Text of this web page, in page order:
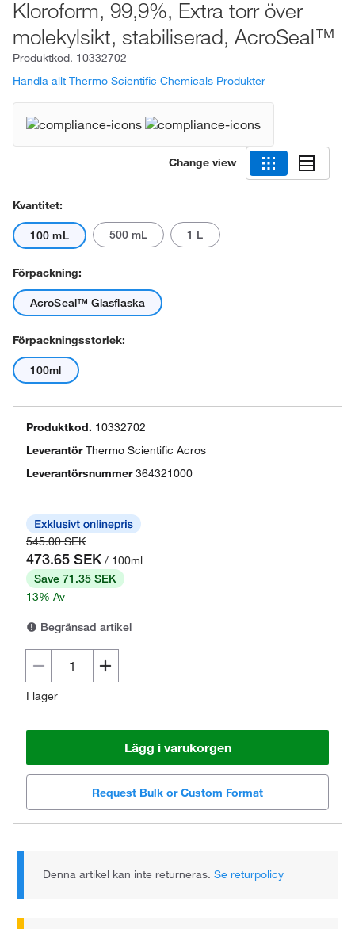
Kloroform, 99,9%, Extra torr över
molekylsikt, stabiliserad, AcroSeal™
Produktkod. 10332702
Handla allt Thermo Scientific Chemicals Produkter
Change view
Kvantitet:
100 mL 500 mL 1 L
Förpackning:
AcroSeal™ Glasflaska
Förpackningsstorlek:
100ml
Produktkod. 10332702
LeverantörThermo Scientific Acros
Leverantörsnummer 364321000
545.00 SEK
473.65 SEK / 100ml
Save 71.35 SEK
13% Av
Begränsad artikel
I lager
Lägg i varukorgen
Request Bulk or Custom Format
Denna artikel kan inte returneras.Se returpolicy